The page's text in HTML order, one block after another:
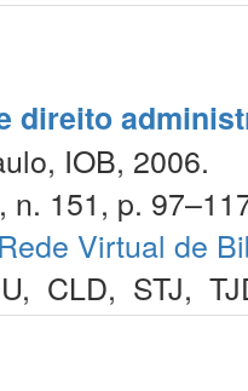
direito
IOB, 2006.
n. 151, p.
Rede Virtual de
, CLD, STJ,